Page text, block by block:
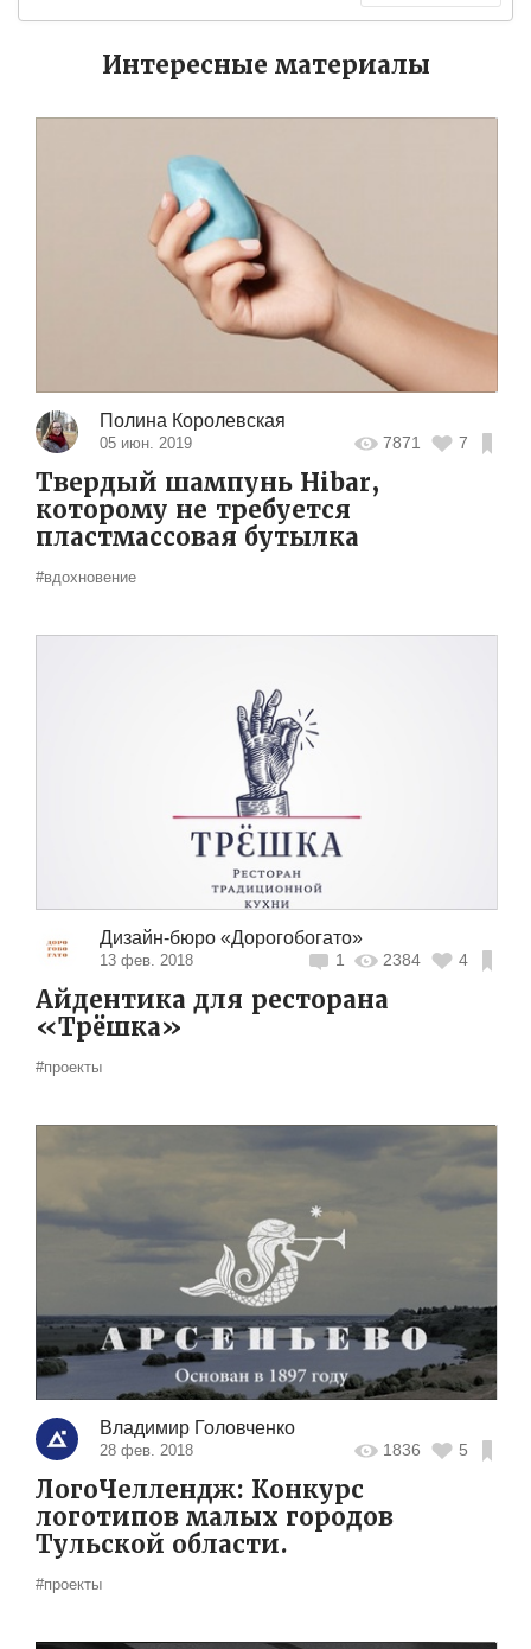
Интересные материалы
Полина Королевская
05 июн. 2019 7871 7
Твердый шампунь Hibar,
которому не требуется
пластмассовая бутылка
#вдохновение
Дизайн-бюро «Дорогобогато»
13 фев. 2018 1 2384 4
Айдентика для ресторана
«Трёшка»
#проекты
Владимир Головченко
28 фев. 2018 1836 5
ЛогоЧеллендж: Конкурс
логотипов малых городов
Тульской области.
#проекты